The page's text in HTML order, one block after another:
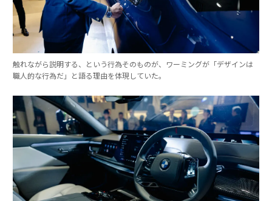
触れながら説明する、という行為そのものが、ワーミングが「デザインは
職人的な行為だ」と語る理由を体現していた。